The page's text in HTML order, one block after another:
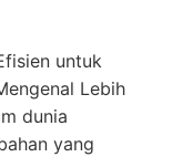
untuk
Lebih
dunia
yang